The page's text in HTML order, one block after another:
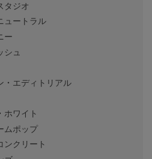
タジオ
ュートラル
ー
シュ
・エディトリアル
ホワイト
ムポップ
ンクリート